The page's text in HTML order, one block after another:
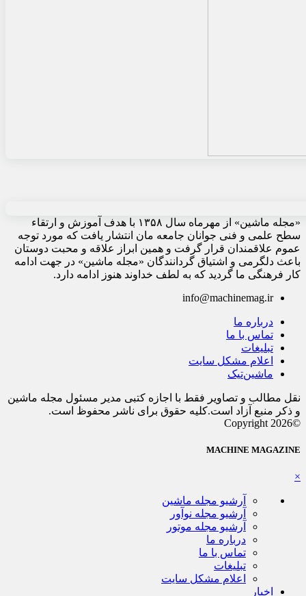
«مجله ماشین» از مهرماه سال ۱۳۵۸ با هدف آموزش و ارتقاء
سطح علمی و فنی جوانان جامعه مان انتشار یافت که مورد توجه
عموم علاقمندان قرار گرفت و همین ابراز علاقه و محبت دوستان
باعث دلگرمی و اشتیاق گردانندگان «مجله ماشین» در جهت ادامه
کار فرهنگی ما گردید که به لطف خداوند هنوز ادامه دارد.
info@machinemag.ir
درباره ما
تماس با ما
تبلیغات
اعلام مشکل سایت
ماشین‌تیک
نقل مطالب و تصاویر فقط با اجازه کتبی مدیر مسئول مجله ماشین
و ذکر منبع آزاد است.کلیه حقوق برای ناشر محفوظ است.
©Copyright 2026
MACHINE MAGAZINE
×
آرشیو مجله ماشین
آرشیو مجله نوآور
آرشیو مجله موتور
درباره ما
تماس با ما
تبلیغات
اعلام مشکل سایت
اخبار